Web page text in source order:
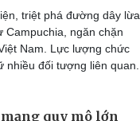
triệt phá đường dây lừa
Campuchia, ngăn chặn
Nam. Lực lượng chức
đối tượng liên quan.
quy mô lớn